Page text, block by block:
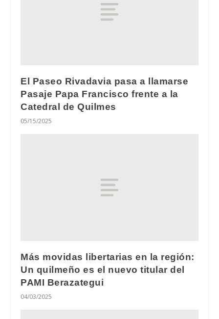
El Paseo Rivadavia pasa a llamarse
Pasaje Papa Francisco frente a la
Catedral de Quilmes
05/15/2025
Más movidas libertarias en la región:
Un quilmeño es el nuevo titular del
PAMI Berazategui
04/03/2025